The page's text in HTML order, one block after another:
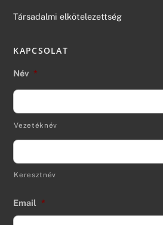
Társadalmi elkötelezettség
KAPCSOLAT
Név *
Vezetéknév
Keresztnév
Email *